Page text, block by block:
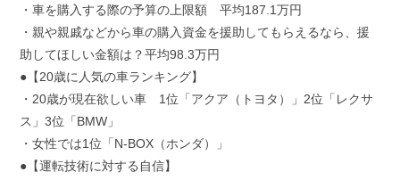
・車を購入する際の予算の上限額 平均187.1万円
・親や親戚などから車の購入資金を援助してもらえるなら、援
助してほしい金額は？平均98.3万円
●【20歳に人気の車ランキング】
・20歳が現在欲しい車 1位「アクア（トヨタ）」2位「レクサ
ス」3位「BMW」
・女性では1位「N-BOX（ホンダ）」
●【運転技術に対する自信】